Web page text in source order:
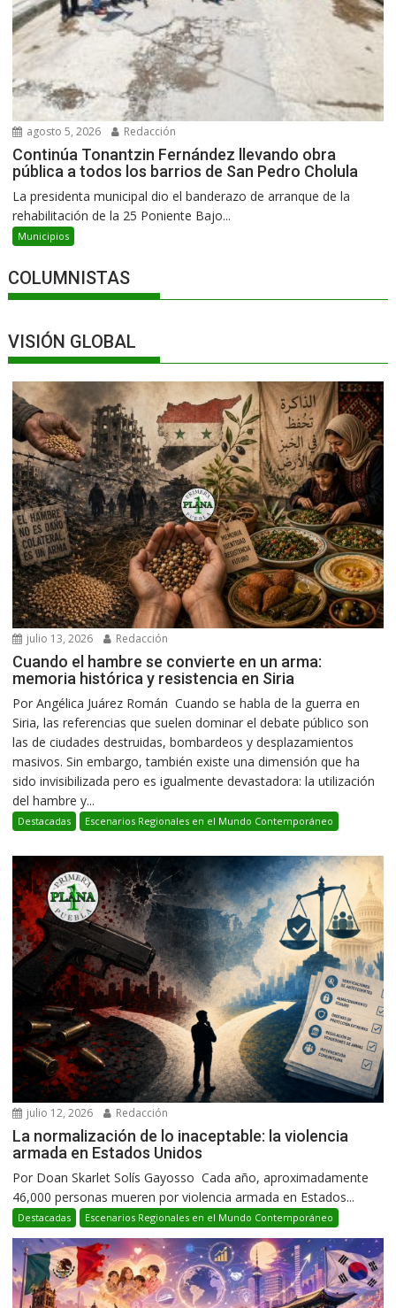
agosto 5, 2026 Redacción
Continúa Tonantzin Fernández llevando obra
pública a todos los barrios de San Pedro Cholula
La presidenta municipal dio el banderazo de arranque de la
rehabilitación de la 25 Poniente Bajo...
Municipios
COLUMNISTAS
VISIÓN GLOBAL
julio 13, 2026 Redacción
Cuando el hambre se convierte en un arma:
memoria histórica y resistencia en Siria
Por Angélica Juárez Román Cuando se habla de la guerra en
Siria, las referencias que suelen dominar el debate público son
las de ciudades destruidas, bombardeos y desplazamientos
masivos. Sin embargo, también existe una dimensión que ha
sido invisibilizada pero es igualmente devastadora: la utilización
del hambre y...
Destacadas Escenarios Regionales en el Mundo Contemporáneo
julio 12, 2026 Redacción
La normalización de lo inaceptable: la violencia
armada en Estados Unidos
Por Doan Skarlet Solís Gayosso Cada año, aproximadamente
46,000 personas mueren por violencia armada en Estados...
Destacadas Escenarios Regionales en el Mundo Contemporáneo